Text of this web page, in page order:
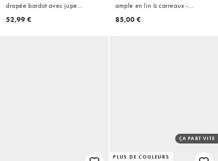
drapée bardot avec jupe
asymétrique en tissu style scuba
52,99 €
ample en lin à carreaux -
Cristal/aurora coffee
85,00 €
PLUS DE COULEURS
ÇA PART VITE